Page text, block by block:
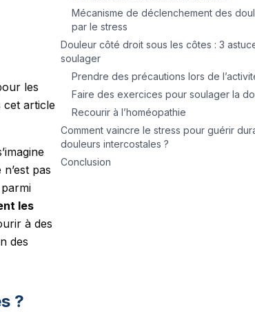
les
cet article
pas
les
à des
des
?
Mécanisme de déclenchement des
par le stress
Douleur côté droit sous les côtes : 3
soulager
Prendre des précautions lors de
Faire des exercices pour soulager la
Recourir à l’homéopathie
Comment vaincre le stress pour guérir
douleurs intercostales ?
Conclusion